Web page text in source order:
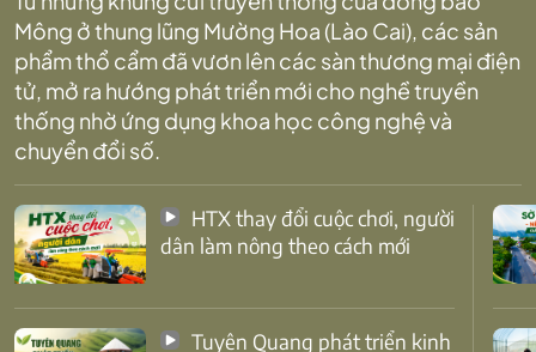
Mông ở thung lũng Mường Hoa (Lào Cai), các sản
phẩm thổ cẩm đã vươn lên các sàn thương mại điện
tử, mở ra hướng phát triển mới cho nghề truyền
thống nhờ ứng dụng khoa học công nghệ và
chuyển đổi số.
dân làm nông theo cách mới